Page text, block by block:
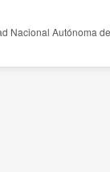
Nacional Autónoma